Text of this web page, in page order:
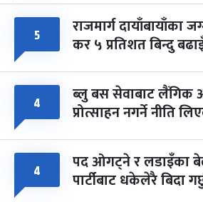
५ राजमार्ग दायाँबायाँका
कर ५ प्रतिशत बिन्दु
४ ब्लु बस सेवाबाट लैंगिक
प्रोत्साहन नगर्ने नीति
४ पद ओगट्ने र लडाइँका
पार्टीबाट धकेलेरै बिदा